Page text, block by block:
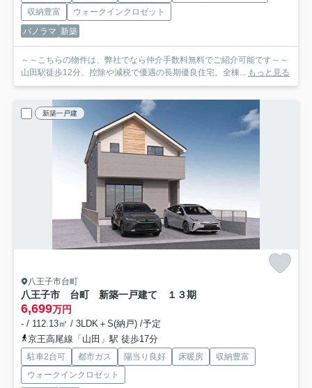
収納豊富
ウォークインクロゼット
パノラマ 新築
～～こちらの物件は、弊社でなら仲介手数料無料でご紹介可能です～～
山田駅徒歩12分、控除や減税で優遇の長期優良住宅。全棟... もっと見る
新築一戸建
八王子市台町
八王子市 台町 新築一戸建て １３期
6,699万円
- / 112.13㎡ / 3LDK＋S(納戸) /予定
京王高尾線「山田」駅 徒歩17分
駐車2台可 都市ガス 陽当り良好 床暖房
収納豊富
ウォークインクロゼット